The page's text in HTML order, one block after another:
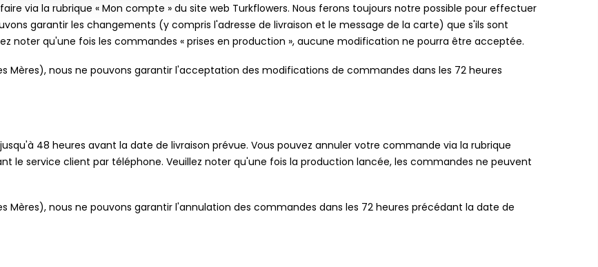
via la rubrique « Mon compte » du site web Turkflowers. Nous ferons toujours notre possible pour effectuer
garantir les changements (y compris l'adresse de livraison et le message de la carte) que s'ils sont
noter qu'une fois les commandes « prises en production », aucune modification ne pourra être acceptée.
Mères), nous ne pouvons garantir l'acceptation des modifications de commandes dans les 72 heures
48 heures avant la date de livraison prévue. Vous pouvez annuler votre commande via la rubrique
le service client par téléphone. Veuillez noter qu'une fois la production lancée, les commandes ne peuvent
nous ne pouvons garantir l'annulation des commandes dans les 72 heures précédant la date de